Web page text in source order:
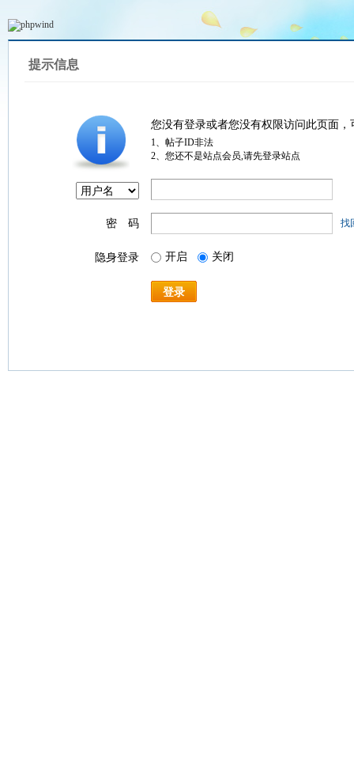
提示信息
您没有登录或者您没有权限访问此页面
1、帖子ID非法
2、您还不是站点会员,请先登录站点
密 码 找
隐身登录 开启 关闭
登录